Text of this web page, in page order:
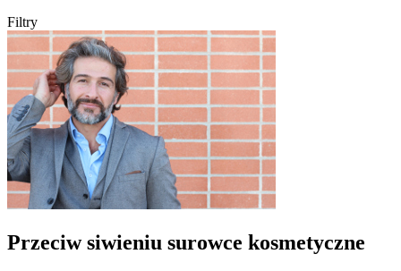
Filtry
Przeciw siwieniu surowce kosmetyczne